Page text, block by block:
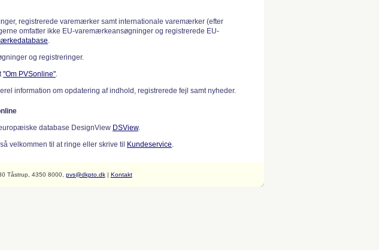
registrerede varemærker samt internationale varemærker (efter
omfatter ikke EU-varemærkeansøgninger og registrerede EU-
.
og registreringer.
"Om PVSonline".
information om opdatering af indhold, registrerede fejl samt nyheder.
database DesignView DSView.
velkommen til at ringe eller skrive til
Kundeservice.
Tåstrup, 4350 8000, pvs@dkpto.dk| Kontakt